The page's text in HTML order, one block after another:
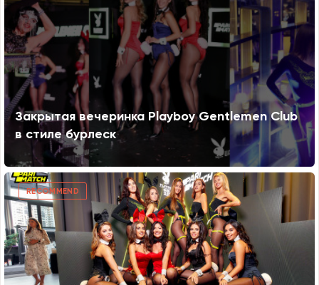
Закрытая вечеринка Playboy Gentlemen Club
в стиле бурлеск
RECOMMEND